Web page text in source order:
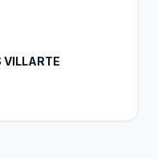
VILLARTE